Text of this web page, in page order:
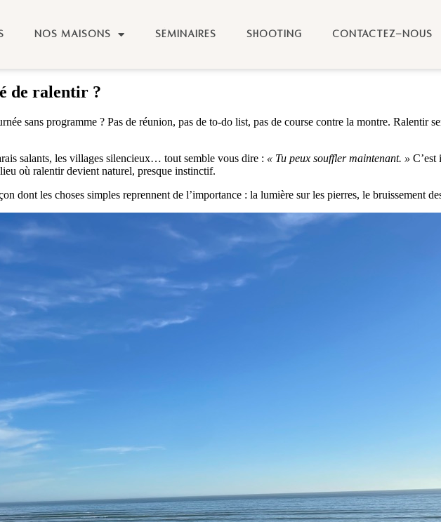
NOS MAISONS SÉMINAIRES SHOOTING CONTACTEZ-NOUS
de ralentir ?
sans programme ? Pas de réunion, pas de to-do list, pas de course contre la montre. Ralentir
salants, les villages silencieux… tout semble vous dire : « Tu peux souffler maintenant. » C’est
où ralentir devient naturel, presque instinctif.
dont les choses simples reprennent de l’importance : la lumière sur les pierres, le bruissement